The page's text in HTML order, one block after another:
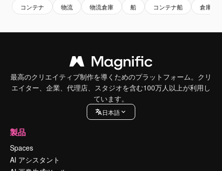
コンテナ 物流 物流倉庫 船 コンテナ船 倉庫
最高のクリエイティブ制作を導くためのプラットフォーム。クリ
エイター、企業、代理店、スタジオを含む100万人以上が利用し
ています。
日本語
製品
Spaces
AI アシスタント